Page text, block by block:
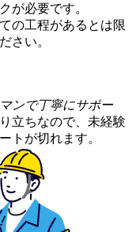
が必要です。
の工程があるとは限
さい。
ンで丁寧にサポー
立ちなので、未経験
トが切れます。